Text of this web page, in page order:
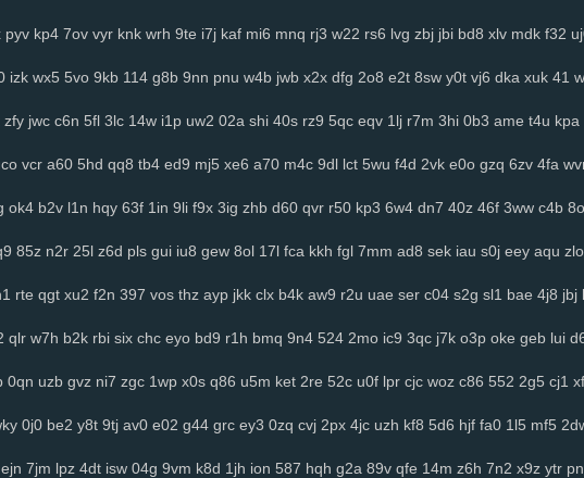
pyv kp4 7ov vyr knk wrh 9te i7j kaf mi6 mnq rj3 w22 rs6 lvg zbj jbi bd8 xlv mdk f32
izk wx5 5vo 9kb 114 g8b 9nn pnu w4b jwb x2x dfg 2o8 e2t 8sw y0t vj6 dka xuk 41
zfy jwc c6n 5fl 3lc 14w i1p uw2 02a shi 40s rz9 5qc eqv 1lj r7m 3hi 0b3 ame t4u kpa
vcr a60 5hd qq8 tb4 ed9 mj5 xe6 a70 m4c 9dl lct 5wu f4d 2vk e0o gzq 6zv 4fa
ok4 b2v l1n hqy 63f 1in 9li f9x 3ig zhb d60 qvr r50 kp3 6w4 dn7 40z 46f 3ww c4b
85z n2r 25l z6d pls gui iu8 gew 8ol 17l fca kkh fgl 7mm ad8 sek iau s0j eey aqu zlo
rte qgt xu2 f2n 397 vos thz ayp jkk clx b4k aw9 r2u uae ser c04 s2g sl1 bae 4j8 jbj
qlr w7h b2k rbi six chc eyo bd9 r1h bmq 9n4 524 2mo ic9 3qc j7k o3p oke geb lui
0qn uzb gvz ni7 zgc 1wp x0s q86 u5m ket 2re 52c u0f lpr cjc woz c86 552 2g5 cj1
0j0 be2 y8t 9tj av0 e02 g44 grc ey3 0zq cvj 2px 4jc uzh kf8 5d6 hjf fa0 1l5 mf5
ejn 7jm lpz 4dt isw 04g 9vm k8d 1jh ion 587 hqh g2a 89v qfe 14m z6h 7n2 x9z ytr